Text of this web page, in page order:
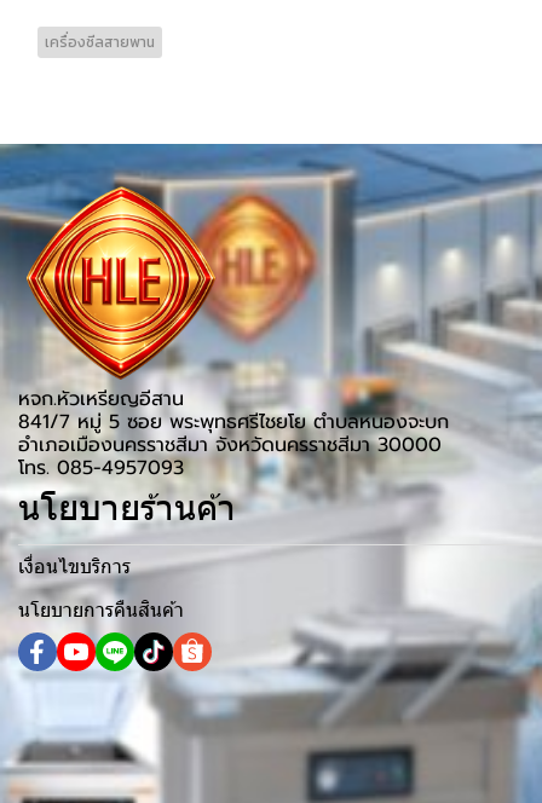
เครื่องซีลสายพาน
หจก.หัวเหรียญอีสาน
841/7 หมู่ 5 ซอย พระพุทธศรีไชยโย ตำบลหนองจะบก
อำเภอเมืองนครราชสีมา จังหวัดนครราชสีมา 30000
โทร. 085-4957093
นโยบายร้านค้า
เงื่อนไขบริการ
นโยบายการคืนสินค้า